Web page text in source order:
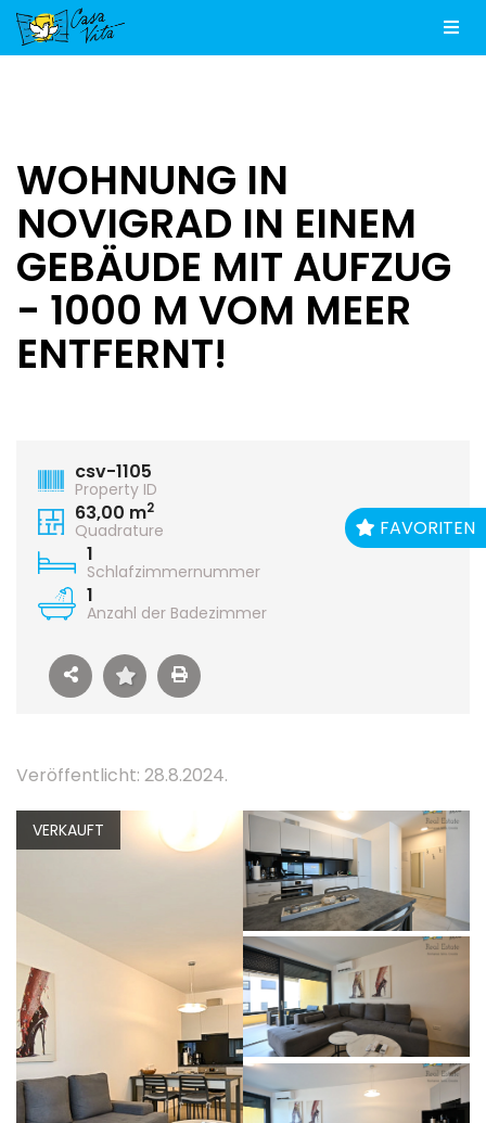
FAVORITEN
WOHNUNG IN
NOVIGRAD IN EINEM
GEBÄUDE MIT AUFZUG
- 1000 M VOM MEER
ENTFERNT!
csv-1105
Property ID
63,00 m2
Quadrature
1
Schlafzimmernummer
1
Anzahl der Badezimmer
Veröffentlicht: 28.8.2024.
VERKAUFT